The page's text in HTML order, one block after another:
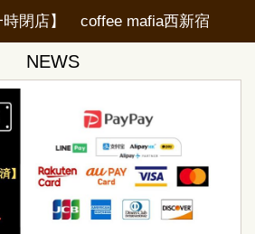
時閉店】 coffee mafia西新宿
NEWS